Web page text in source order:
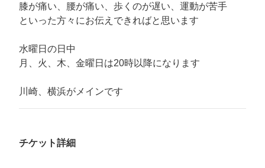
膝が痛い、腰が痛い、歩くのが遅い、運動が苦手
といった方々にお伝えできればと思います
水曜日の日中
月、火、木、金曜日は20時以降になります
川崎、横浜がメインです
チケット詳細